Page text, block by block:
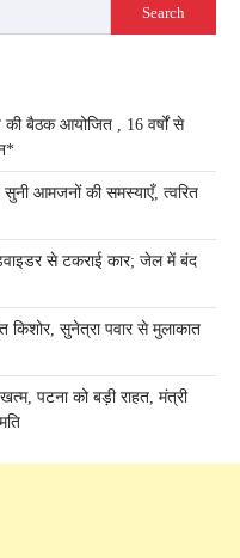
Search
की बैठक आयोजित , 16 वर्षों से
सुनी आमजनों की समस्याएँ, त्वरित
से टकराई कार; जेल में बंद
किशोर, सुनेत्रा पवार से मुलाकात
पटना को बड़ी राहत, मंत्री